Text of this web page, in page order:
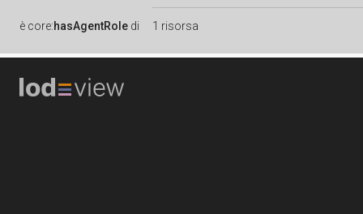
è core:hasAgentRole di 1 risorsa